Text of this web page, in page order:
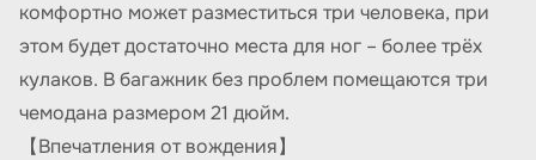
комфортно может разместиться три человека, при
этом будет достаточно места для ног – более трёх
кулаков. В багажник без проблем помещаются три
чемодана размером 21 дюйм.
【Впечатления от вождения】